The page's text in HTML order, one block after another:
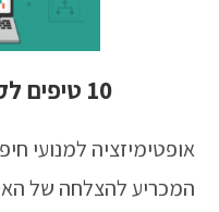
10 טיפים לקידום אורגני מהיר
אופטימיזציה למנועי
המכריע להצלחה של